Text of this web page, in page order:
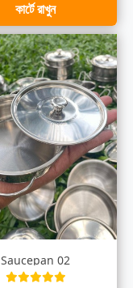
কার্টে রাখুন
Saucepan 02